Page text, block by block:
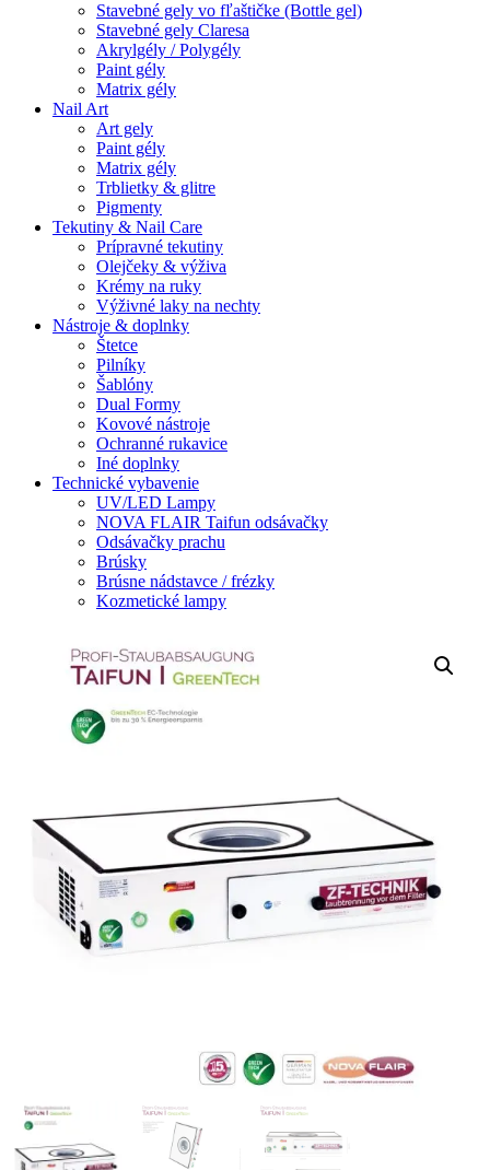
Stavebné gely vo fľaštičke (Bottle gel)
Stavebné gely Claresa
Akrylgély / Polygély
Paint gély
Matrix gély
Nail Art
Art gely
Paint gély
Matrix gély
Trblietky & glitre
Pigmenty
Tekutiny & Nail Care
Prípravné tekutiny
Olejčeky & výživa
Krémy na ruky
Výživné laky na nechty
Nástroje & doplnky
Štetce
Pilníky
Šablóny
Dual Formy
Kovové nástroje
Ochranné rukavice
Iné doplnky
Technické vybavenie
UV/LED Lampy
NOVA FLAIR Taifun odsávačky
Odsávačky prachu
Brúsky
Brúsne nádstavce / frézky
Kozmetické lampy